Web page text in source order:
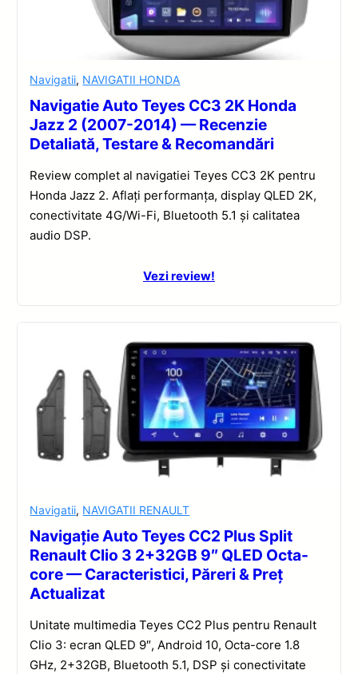
Navigatii, NAVIGATII HONDA
Navigatie Auto Teyes CC3 2K Honda
Jazz 2 (2007-2014) — Recenzie
Detaliată, Testare & Recomandări
Review complet al navigatiei Teyes CC3 2K pentru
Honda Jazz 2. Aflați performanța, display QLED 2K,
conectivitate 4G/Wi-Fi, Bluetooth 5.1 și calitatea
audio DSP.
Vezi review!
Navigatii, NAVIGATII RENAULT
Navigație Auto Teyes CC2 Plus Split
Renault Clio 3 2+32GB 9″ QLED Octa-
core — Caracteristici, Păreri & Preț
Actualizat
Unitate multimedia Teyes CC2 Plus pentru Renault
Clio 3: ecran QLED 9″, Android 10, Octa-core 1.8
GHz, 2+32GB, Bluetooth 5.1, DSP și conectivitate